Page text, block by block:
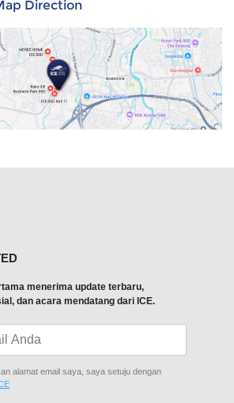
Direction
menerima update terbaru,
dan acara mendatang dari ICE.
alamat email saya, saya setuju dengan